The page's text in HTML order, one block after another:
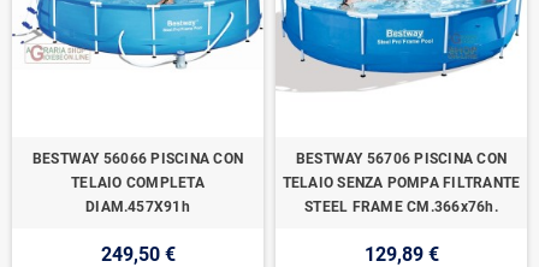
BESTWAY 56066 PISCINA CON
TELAIO COMPLETA
DIAM.457X91h
249,50 €
BESTWAY 56706 PISCINA CON
TELAIO SENZA POMPA FILTRANTE
STEEL FRAME CM.366x76h.
129,89 €